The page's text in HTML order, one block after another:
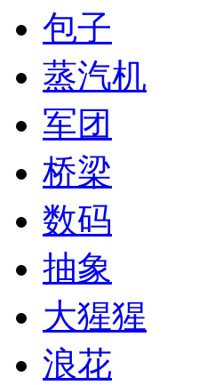
包子
蒸汽机
军团
桥梁
数码
抽象
大猩猩
浪花